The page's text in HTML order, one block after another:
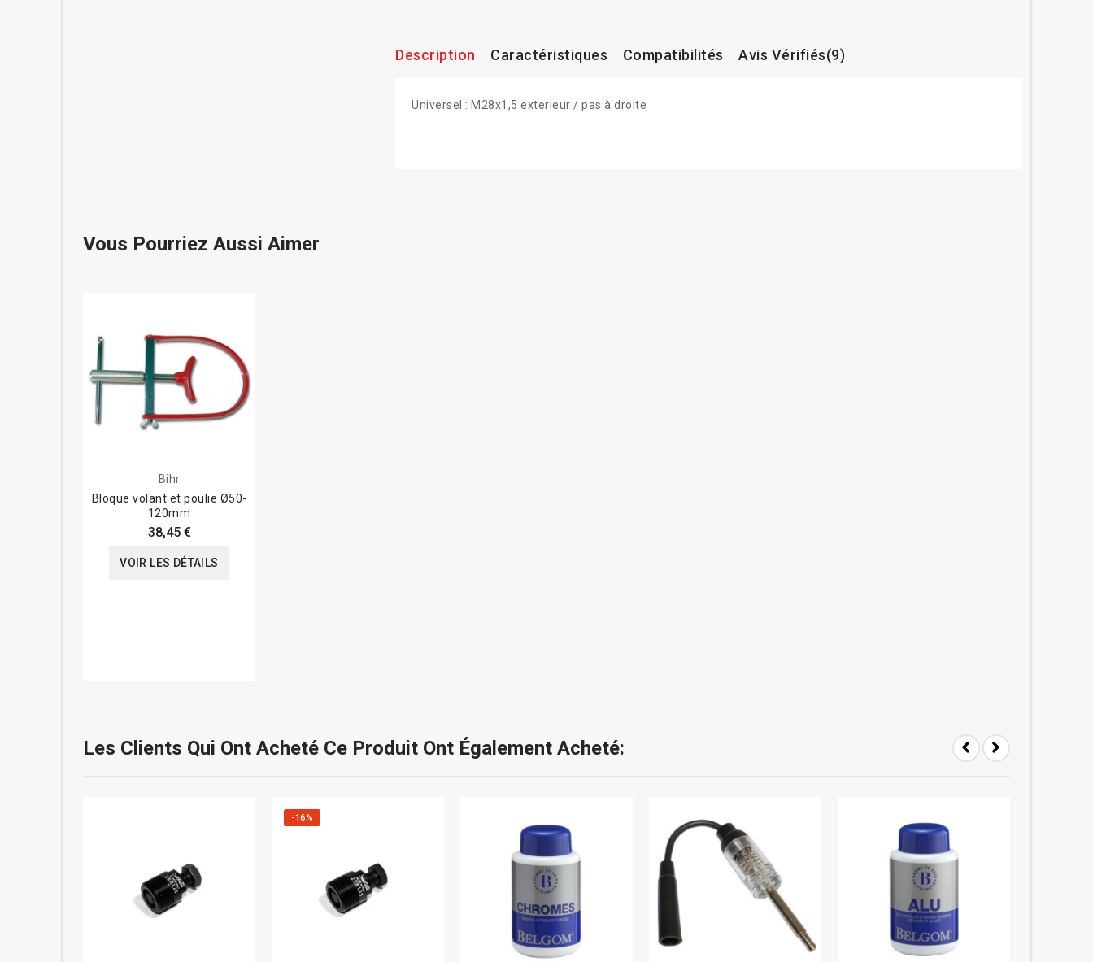
Description Caractéristiques Compatibilités Avis Vérifiés(9)
Universel : M28x1,5 exterieur / pas à droite
Vous Pourriez Aussi Aimer
Bihr
Bloque volant et poulie Ø50-
120mm
38,45 €
VOIR LES DÉTAILS
Les Clients Qui Ont Acheté Ce Produit Ont Également Acheté:
-16%